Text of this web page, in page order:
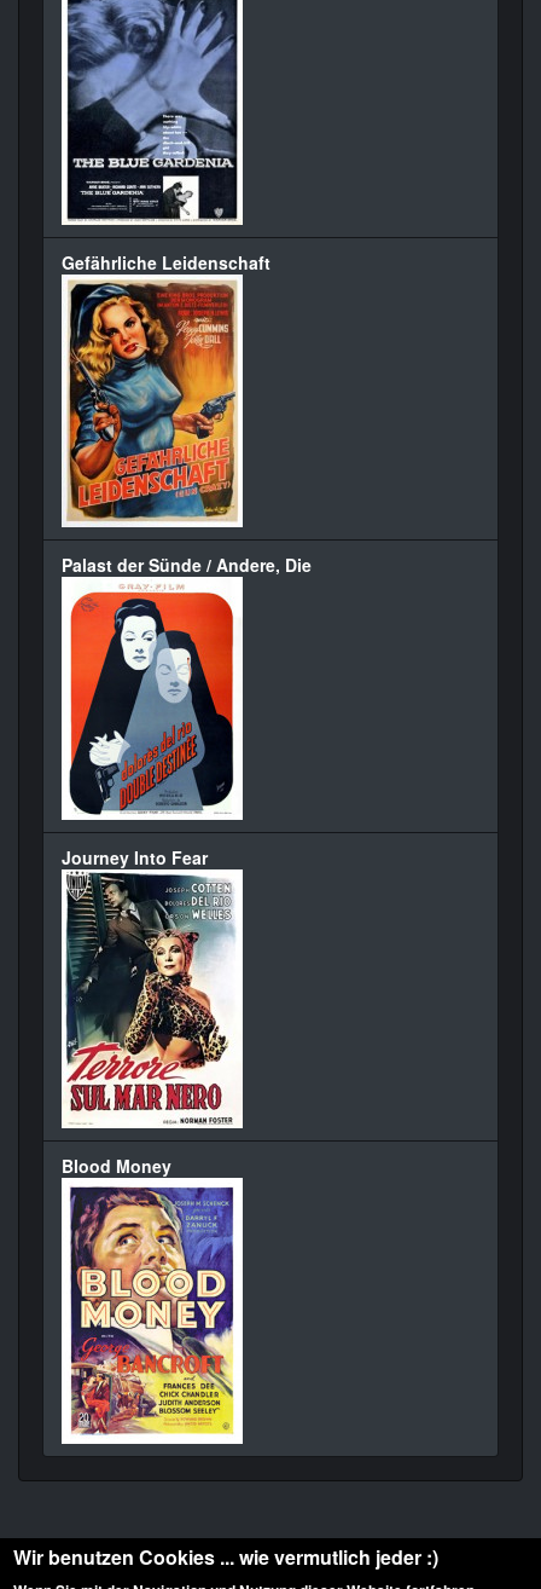
Gefährliche Leidenschaft
Palast der Sünde / Andere, Die
Journey Into Fear
Blood Money
Wir benutzen Cookies ... wie vermutlich jeder :)